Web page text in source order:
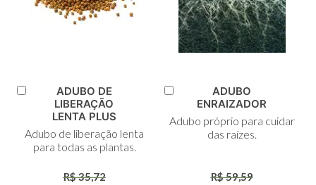
Adicionar
ADUBO DE
LIBERAÇÃO
LENTA PLUS
Adubo de liberação lenta
para todas as plantas.
R$ 35,72
Adicionar
Carrinho
ADUBO
ENRAIZADOR
Adubo próprio para cuidar
das raízes.
R$ 59,59